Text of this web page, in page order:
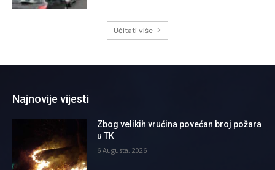
Učitati više
Najnovije vijesti
Zbog velikih vrućina povećan broj požara
u TK
6 Augusta, 2026